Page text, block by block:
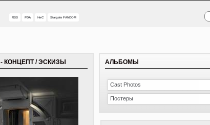
RSS PDA НиС Stargate FANDOM
- КОНЦЕПТ / ЭСКИЗЫ АЛЬБОМЫ
Cast Photos
Постеры